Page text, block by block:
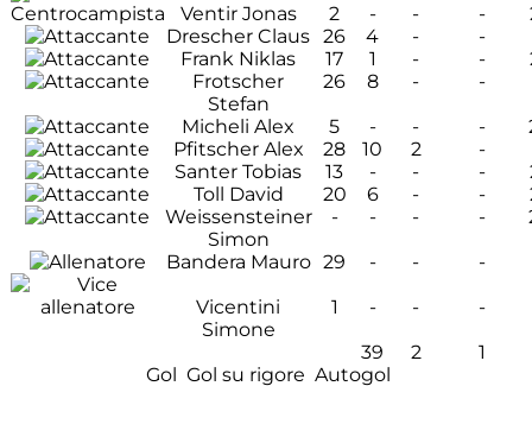
Ventir Jonas
2 - - -
Drescher Claus
26 4 -
-
Frank Niklas
17 1 - -
Frotscher
Stefan
26 8 -
-
Micheli Alex
5 - - -
Pfitscher Alex
28 10 2 -
Santer Tobias
13 - - -
Toll David
20 6 - -
Weissensteiner
Simon
- - - -
Bandera Mauro 29 - -
-
Vicentini
Simone
1 - -
-
39
2
1
Gol Gol su rigore Autogol